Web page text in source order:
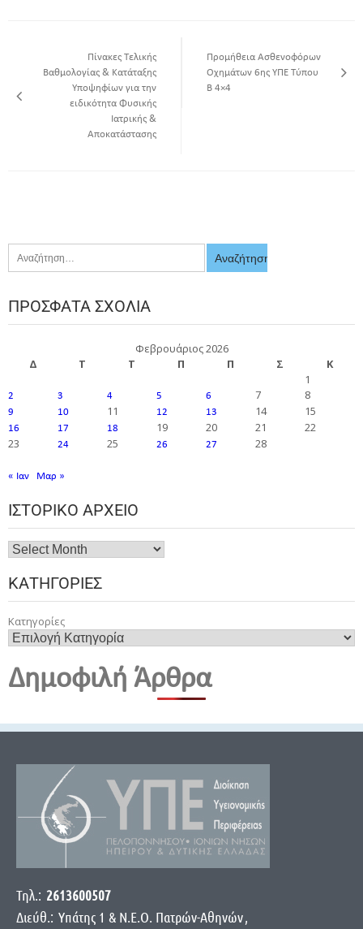
Πίνακες Τελικής
Βαθμολογίας & Κατάταξης
Υποψηφίων για την
ειδικότητα Φυσικής
Ιατρικής &
Αποκατάστασης
Προμήθεια Ασθενοφόρων
Οχημάτων 6ης ΥΠΕ Τύπου
Β 4×4
ΠΡΌΣΦΑΤΑ ΣΧΌΛΙΑ
Φεβρουάριος 2026
Δ
Τ Τ Π Π Σ
Κ
1
2 3 4 5 6 7 8
9 10 11 12 13 14 15
16 17 18 19 20 21
22
23
24 25 26 27 28
« Ιαν Μαρ »
ΙΣΤΟΡΙΚΌ ΑΡΧΕΊΟ
ΚΑΤΗΓΟΡΊΕΣ
Κατηγορίες
Δημοφιλή Άρθρα
Τηλ.: 2613600507
Διεύθ.: Yπάτης 1 & Ν.Ε.Ο. Πατρών-Αθηνών,